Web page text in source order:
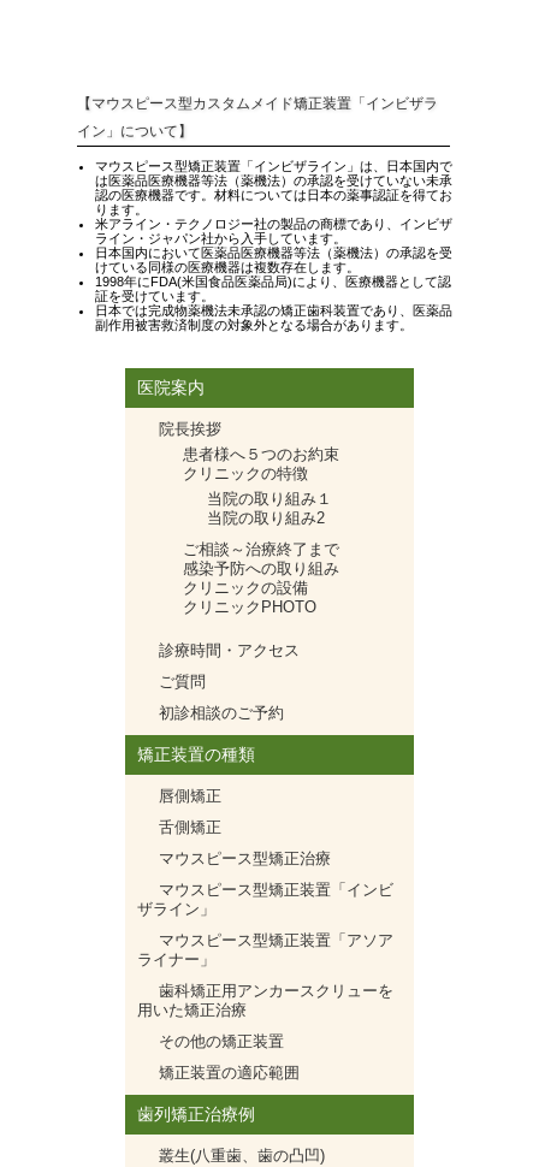
【マウスピース型カスタムメイド矯正装置「インビザラ
イン」について】
マウスピース型矯正装置「インビザライン」は、日本国内で
は医薬品医療機器等法（薬機法）の承認を受けていない未承
認の医療機器です。材料については日本の薬事認証を得てお
ります。
米アライン・テクノロジー社の製品の商標であり、インビザ
ライン・ジャパン社から入手しています。
日本国内において医薬品医療機器等法（薬機法）の承認を受
けている同様の医療機器は複数存在します。
1998年にFDA(米国食品医薬品局)により、医療機器として認
証を受けています。
日本では完成物薬機法未承認の矯正歯科装置であり、医薬品
副作用被害救済制度の対象外となる場合があります。
医院案内
院長挨拶
患者様へ５つのお約束
クリニックの特徴
当院の取り組み１
当院の取り組み2
ご相談～治療終了まで
感染予防への取り組み
クリニックの設備
クリニックPHOTO
診療時間・アクセス
ご質問
初診相談のご予約
矯正装置の種類
唇側矯正
舌側矯正
マウスピース型矯正治療
マウスピース型矯正装置「インビ
ザライン」
マウスピース型矯正装置「アソア
ライナー」
歯科矯正用アンカースクリューを
用いた矯正治療
その他の矯正装置
矯正装置の適応範囲
歯列矯正治療例
叢生(八重歯、歯の凸凹)